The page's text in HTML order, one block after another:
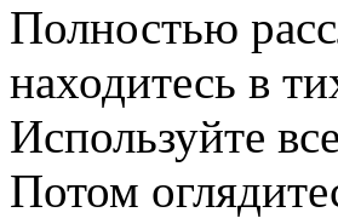
Полностью
находитесь в
Используйте
Потом